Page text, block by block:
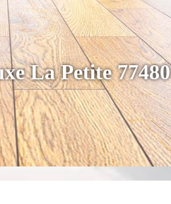
La Petite 77480